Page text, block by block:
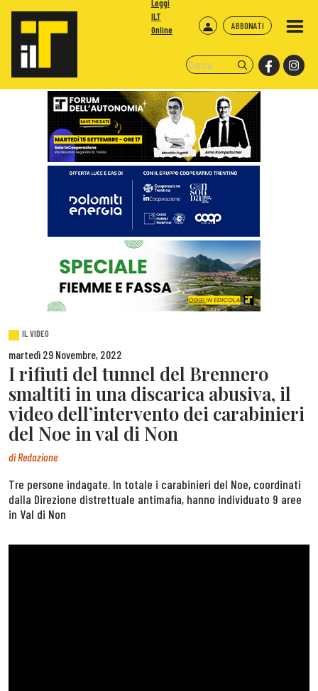
ABBONATI
Leggi
ILT
Online
IL VIDEO
martedì 29 Novembre, 2022
I rifiuti del tunnel del Brennero
smaltiti in una discarica abusiva, il
video dell’intervento dei carabinieri
del Noe in val di Non
diRedazione
Tre persone indagate. In totale i carabinieri del Noe, coordinati
dalla Direzione distrettuale antimafia, hanno individuato 9 aree
in Val di Non